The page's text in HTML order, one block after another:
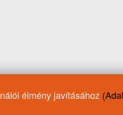
élmény javításához